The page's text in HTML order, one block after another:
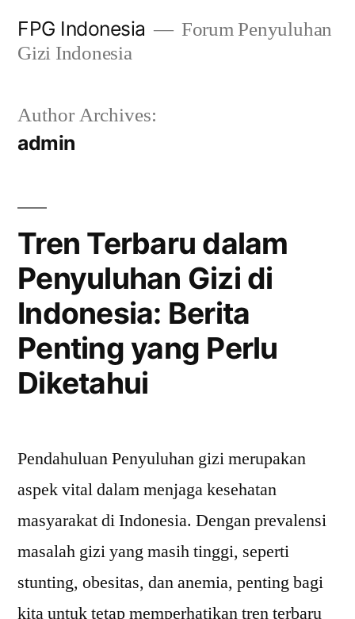
FPG Indonesia
Forum Penyuluhan
Gizi Indonesia
Author Archives:
admin
Tren Terbaru dalam
Penyuluhan Gizi di
Indonesia: Berita
Penting yang Perlu
Diketahui
Pendahuluan Penyuluhan gizi merupakan
aspek vital dalam menjaga kesehatan
masyarakat di Indonesia. Dengan prevalensi
masalah gizi yang masih tinggi, seperti
stunting, obesitas, dan anemia, penting bagi
kita untuk tetap memperhatikan tren terbaru